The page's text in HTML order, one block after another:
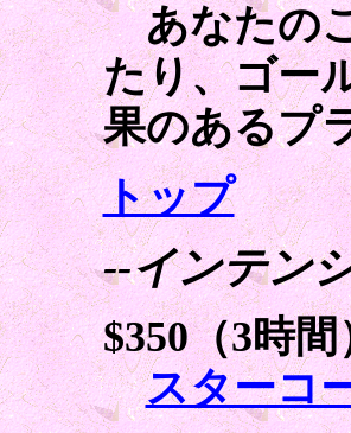
あなたのこ
たり、ゴー
果のあるプ
トップ
--インテン
$350（3時間
スターコ